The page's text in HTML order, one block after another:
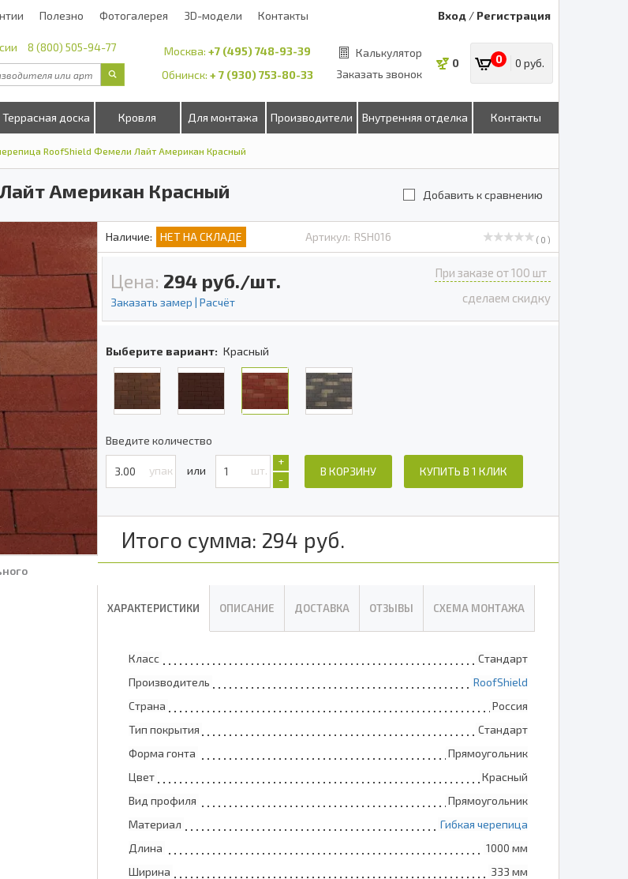
Полезно Фотогалерея 3D-модели Контакты Вход / Регистрация
8 (800) 505-94-77 Москва: +7 (495) 748-93-39
Обнинск: + 7 (930) 753-80-33
Калькулятор
Заказать звонок
0 0 0 руб.
Террасная доска Кровля Для монтажа Производители Внутренняя отделка Контакты
RoofShield Фемели Лайт Американ Красный
Американ Красный Добавить к сравнению
Наличие: НЕТ НА СКЛАДЕ Артикул: RSH016 ( 0 )
Цена: 294 руб./шт.
Заказать замер | Расчёт
При заказе от 100 шт
сделаем скидку
Выберите вариант: Красный
Введите количество
упак шт.
+
-
В КОРЗИНУ КУПИТЬ В 1 КЛИК
Итого сумма: 294 руб.
ХАРАКТЕРИСТИКИ ОПИСАНИЕ ДОСТАВКА ОТЗЫВЫ СХЕМА МОНТАЖА
Класс
Стандарт
Производитель
RoofShield
Страна
Россия
Тип покрытия
Стандарт
Форма гонта
Прямоугольник
Цвет
Красный
Вид профиля
Прямоугольник
Материал
Гибкая черепица
Длина
1000 мм
Ширина
333 мм